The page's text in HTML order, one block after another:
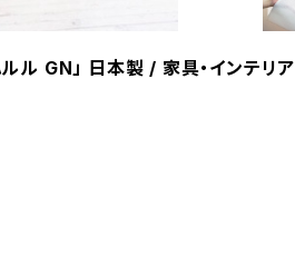
GN」 日本製 / 家具・インテリ